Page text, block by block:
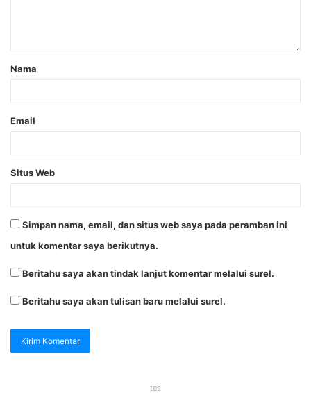
Nama
Email
Situs Web
Simpan nama, email, dan situs web saya pada peramban ini
untuk komentar saya berikutnya.
Beritahu saya akan tindak lanjut komentar melalui surel.
Beritahu saya akan tulisan baru melalui surel.
tes